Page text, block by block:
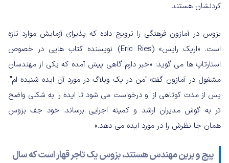
کردنشان هستند.
بزوس در آمازون فرهنگی را ترویج داده که پذیرای آزمایش موارد تازه
است. «اریک رایس» (Eric Ries) نویسنده کتاب هایی در خصوص
استارتاپ ها می گوید: «خبر دارم گاهی پیش آمده که یکی از مهندسان
مشغول در آمازون گفته "من در یک وبلاگ در مورد آن ایده شنیده ام".
پس از مدت کوتاهی از او درخواست می شود تا ایده را به شکلی واضح
تر به گوش مدیران ارشد و کمیته اجرایی برساند. خود جف بزوس
همان جا نظرش را در مورد ایده می دهد.»
پیج و برین مهندس هستند، بزوس یک تاجر قهار است که سال